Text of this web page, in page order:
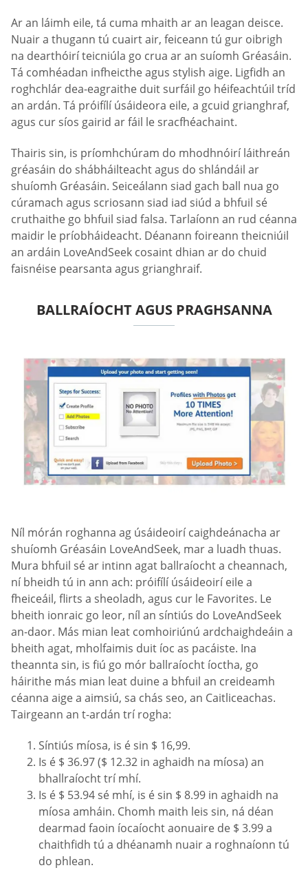
Ar an láimh eile, tá cuma mhaith ar an leagan deisce.
Nuair a thugann tú cuairt air, feiceann tú gur oibrigh
na dearthóirí teicniúla go crua ar an suíomh Gréasáin.
Tá comhéadan infheicthe agus stylish aige. Ligfidh an
roghchlár dea-eagraithe duit surfáil go héifeachtúil tríd
an ardán. Tá próifílí úsáideora eile, a gcuid grianghraf,
agus cur síos gairid ar fáil le sracfhéachaint.
Thairis sin, is príomhchúram do mhodhnóirí láithreán
gréasáin do shábháilteacht agus do shlándáil ar
shuíomh Gréasáin. Seiceálann siad gach ball nua go
cúramach agus scriosann siad iad siúd a bhfuil sé
cruthaithe go bhfuil siad falsa. Tarlaíonn an rud céanna
maidir le príobháideacht. Déanann foireann theicniúil
an ardáin LoveAndSeek cosaint dhian ar do chuid
faisnéise pearsanta agus grianghraif.
BALLRAÍOCHT AGUS PRAGHSANNA
Níl mórán roghanna ag úsáideoirí caighdeánacha ar
shuíomh Gréasáin LoveAndSeek, mar a luadh thuas.
Mura bhfuil sé ar intinn agat ballraíocht a cheannach,
ní bheidh tú in ann ach: próifílí úsáideoirí eile a
fheiceáil, flirts a sheoladh, agus cur le Favorites. Le
bheith ionraic go leor, níl an síntiús do LoveAndSeek
an-daor. Más mian leat comhoiriúnú ardchaighdeáin a
bheith agat, mholfaimis duit íoc as pacáiste. Ina
theannta sin, is fiú go mór ballraíocht íoctha, go
háirithe más mian leat duine a bhfuil an creideamh
céanna aige a aimsiú, sa chás seo, an Caitliceachas.
Tairgeann an t-ardán trí rogha:
Síntiús míosa, is é sin $ 16,99.
Is é $ 36.97 ($ 12.32 in aghaidh na míosa) an
bhallraíocht trí mhí.
Is é $ 53.94 sé mhí, is é sin $ 8.99 in aghaidh na
míosa amháin. Chomh maith leis sin, ná déan
dearmad faoin íocaíocht aonuaire de $ 3.99 a
chaithfidh tú a dhéanamh nuair a roghnaíonn tú
do phlean.